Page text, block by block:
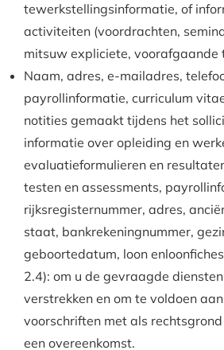
tewerkstellingsinformatie, of
activiteiten (voordrachten,
mitsuw expliciete, voorafgaande
Naam, adres, e-mailadres,
payrollinformatie, curriculum
notities gemaakt tijdens het
informatie over opleiding en
evaluatieformulieren en
testen en assessments,
rijksregisternummer, adres,
staat, bankrekeningnummer,
geboortedatum, loon
2.4): om u de gevraagde
verstrekken en om te voldoen
voorschriften met als
een overeenkomst.